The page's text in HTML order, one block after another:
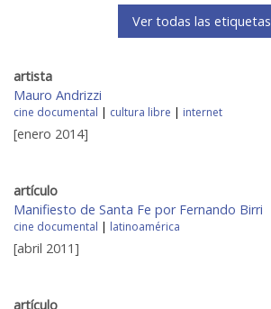
Ver todas las etiquetas
artista
Mauro Andrizzi
cine documental | cultura libre | internet
[enero 2014]
artículo
Manifiesto de Santa Fe por Fernando Birri
cine documental | latinoamérica
[abril 2011]
artículo